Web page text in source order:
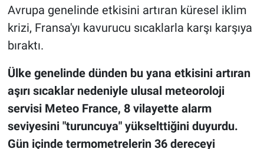
Avrupa genelinde etkisini artıran küresel iklim
krizi, Fransa'yı kavurucu sıcaklarla karşı karşıya
bıraktı.
Ülke genelinde dünden bu yana etkisini artıran
aşırı sıcaklar nedeniyle ulusal meteoroloji
servisi Meteo France, 8 vilayette alarm
seviyesini "turuncuya" yükselttiğini duyurdu.
Gün içinde termometrelerin 36 dereceyi